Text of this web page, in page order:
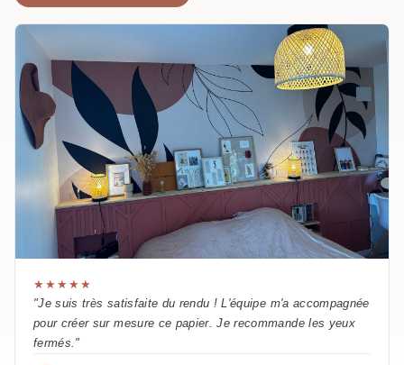
★★★★★
"Je suis très satisfaite du rendu ! L'équipe m'a accompagnée
pour créer sur mesure ce papier. Je recommande les yeux
fermés."